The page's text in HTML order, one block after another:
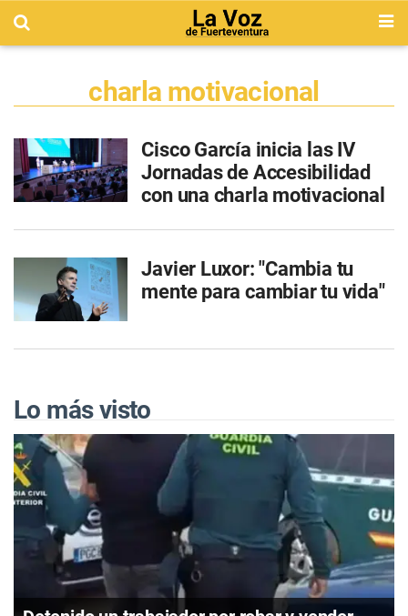
charla motivacional
Cisco García inicia las IV
Jornadas de Accesibilidad
con una charla motivacional
Javier Luxor: "Cambia tu
mente para cambiar tu vida"
Lo más visto